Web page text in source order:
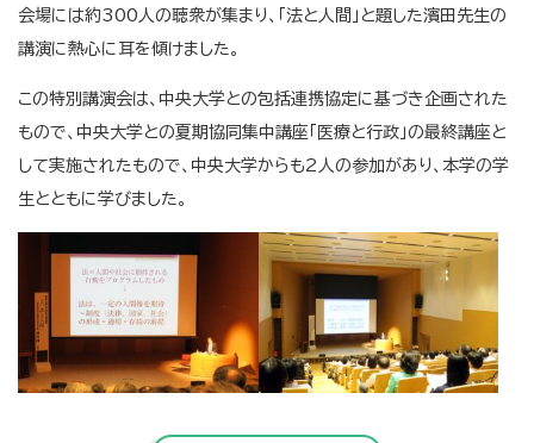
会場には約300人の聴衆が集まり、「法と人間」と題した濱田先生の
講演に熱心に耳を傾けました。
この特別講演会は、中央大学との包括連携協定に基づき企画された
もので、中央大学との夏期協同集中講座「医療と行政」の最終講座と
して実施されたもので、中央大学からも2人の参加があり、本学の学
生とともに学びました。